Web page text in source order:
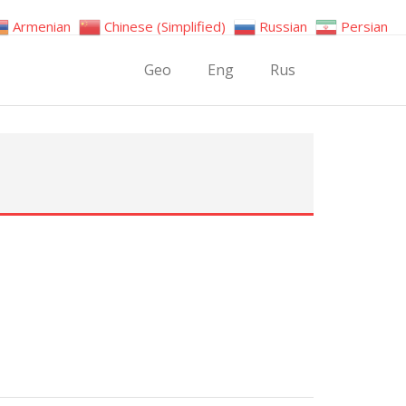
Geo Eng Rus
Armenian Chinese (Simplified) Russian Persian